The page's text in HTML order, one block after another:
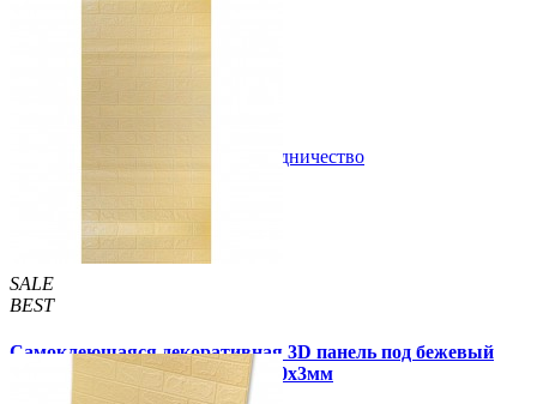
Сотрудничество
SALE
BEST
Самоклеющаяся декоративная 3D панель под бежевый
кирпич в рулоне 20 м 20000x700x3мм